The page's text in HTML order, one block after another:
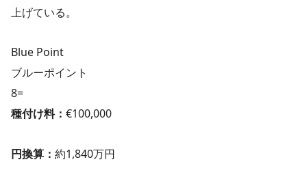
上げている。
Blue Point
ブルーポイント
8=
種付け料： €100,000
円換算： 約1,840万円